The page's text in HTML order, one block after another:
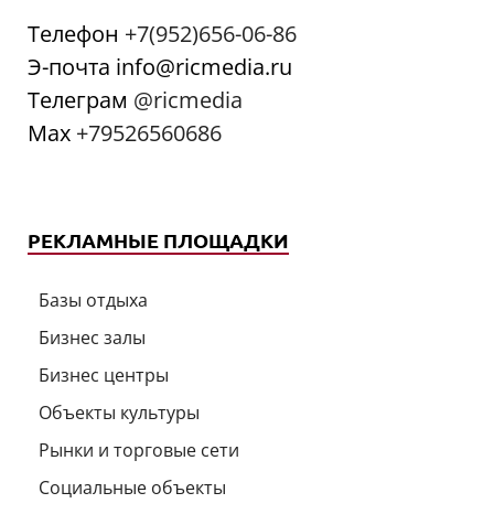
Телефон +7(952)656-06-86
Э-почта info@ricmedia.ru
Телеграм @ricmedia
Мах +79526560686
РЕКЛАМНЫЕ ПЛОЩАДКИ
Базы отдыха
Бизнес залы
Бизнес центры
Объекты культуры
Рынки и торговые сети
Социальные объекты